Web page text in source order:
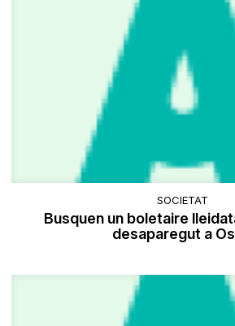
SOCIETAT
Busquen un boletaire
desaparegut a